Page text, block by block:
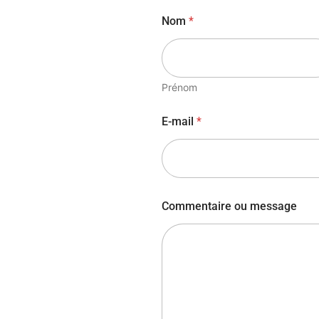
Nom *
Prénom
E-mail *
Commentaire ou message